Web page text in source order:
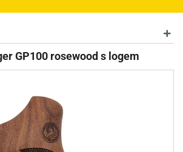
GP100 rosewood s logem